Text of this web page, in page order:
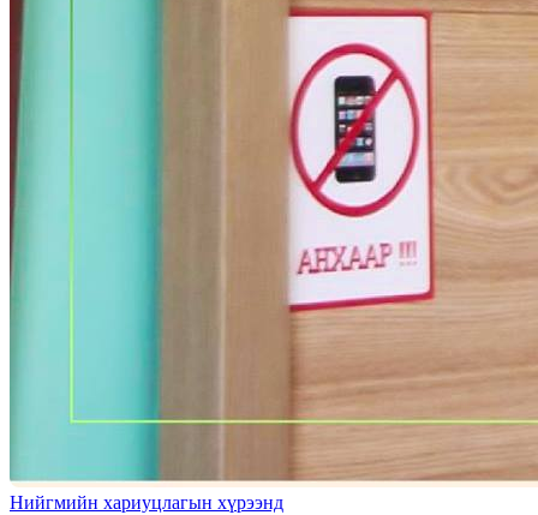
Нийгмийн хариуцлагын хүрээнд